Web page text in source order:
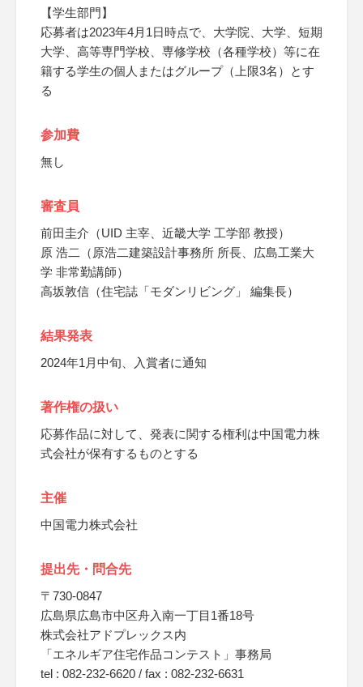
【学生部門】
応募者は2023年4月1日時点で、大学院、大学、短期
大学、高等専門学校、専修学校（各種学校）等に在
籍する学生の個人またはグループ（上限3名）とす
る
参加費
無し
審査員
前田圭介（UID 主宰、近畿大学 工学部 教授）
原 浩二（原浩二建築設計事務所 所長、広島工業大
学 非常勤講師）
高坂敦信（住宅誌「モダンリビング」 編集長）
結果発表
2024年1月中旬、入賞者に通知
著作権の扱い
応募作品に対して、発表に関する権利は中国電力株
式会社が保有するものとする
主催
中国電力株式会社
提出先・問合先
〒730-0847
広島県広島市中区舟入南一丁目1番18号
株式会社アドプレックス内
「エネルギア住宅作品コンテスト」事務局
tel : 082-232-6620 / fax : 082-232-6631